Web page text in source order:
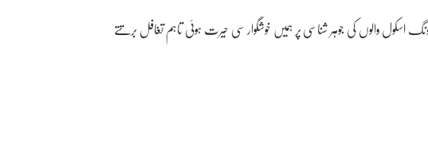
اسکول والوں کی جوہر شناسی پر ہمیں خوشگوار سی حیرت ہوئی تاہم تغافل برتتے